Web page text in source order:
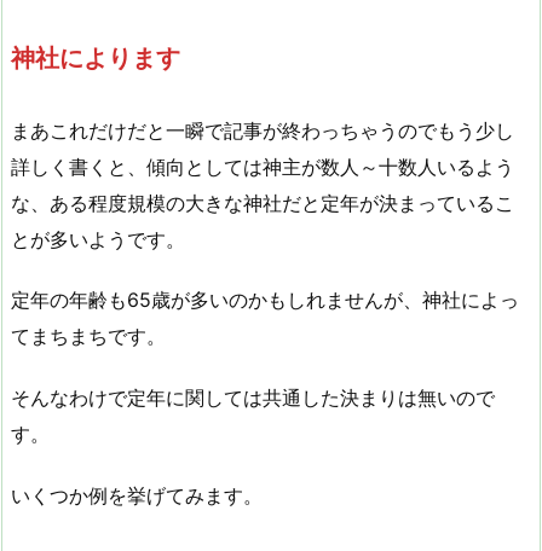
神社によります
まあこれだけだと一瞬で記事が終わっちゃうのでもう少し
詳しく書くと、傾向としては神主が数人～十数人いるよう
な、ある程度規模の大きな神社だと定年が決まっているこ
とが多いようです。
定年の年齢も65歳が多いのかもしれませんが、神社によっ
てまちまちです。
そんなわけで定年に関しては共通した決まりは無いので
す。
いくつか例を挙げてみます。